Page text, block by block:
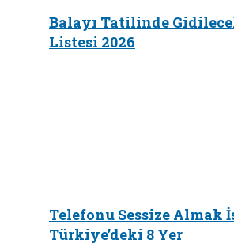
Balayı Tatilinde
Listesi 2026
Telefonu Sessize Almak
Türkiye’deki 8 Yer